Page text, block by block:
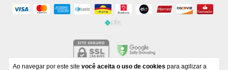
Ao navegar por este site você aceita o uso de cookies para agilizar a